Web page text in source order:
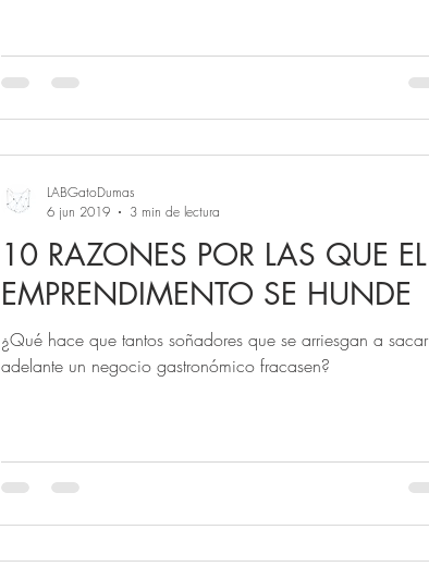
10 RAZONES POR LAS QUE EL
EMPRENDIMENTO SE HUNDE
¿Qué hace que tantos soñadores que se arriesgan a sacar
adelante un negocio gastronómico fracasen?
LABGatoDumas
6 jun 2019
3 min de lectura